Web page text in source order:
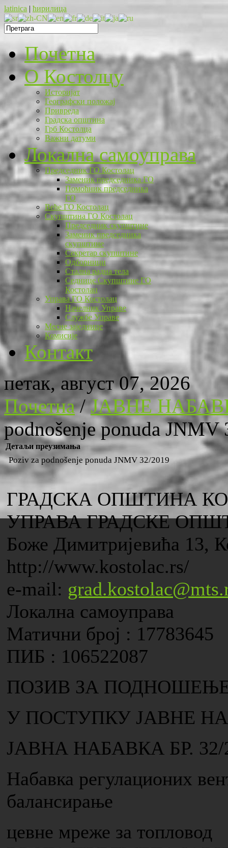
latinica | ћирилица
Почетна
O Костолцу
Историјат
Географски положај
Привреда
Градска општина
Грб Костолца
Важни датуми
Локална самоуправа
Председник ГО Костолац
Заменик председника ГО
Помоћник председника
ГО
Веће ГО Костолац
Скупштина ГО Костолац
Председник скупштине
Заменик председника
скупштине
Секретар скупштине
Одборници
Стална радна тела
Седнице Скупштине ГО
Костолац
Управа ГО Костолац
Начелник Управе
Службе Управе
Месне заједнице
Комисије
Контакт
петак, август 07, 2026
Почетна/ЈАВНЕ
podnošenje ponuda JNMV
Детаљи преузимања
Poziv za podnošenje ponuda JNMV 32/2019
ГРАДСКА ОПШТИНА
УПРАВА ГРАДСКЕ
Боже Димитријевића 13,
http://www.kostolac.rs/
e-mail:
Локална самоуправа
Матични број : 17783645
ПИБ : 106522087
ПОЗИВ ЗА
У ПОСТУПКУ ЈАВНЕ
ЈАВНА НАБАВКА БР. 32/
Набавка регулационих
балансирање
цевне мреже за топловод